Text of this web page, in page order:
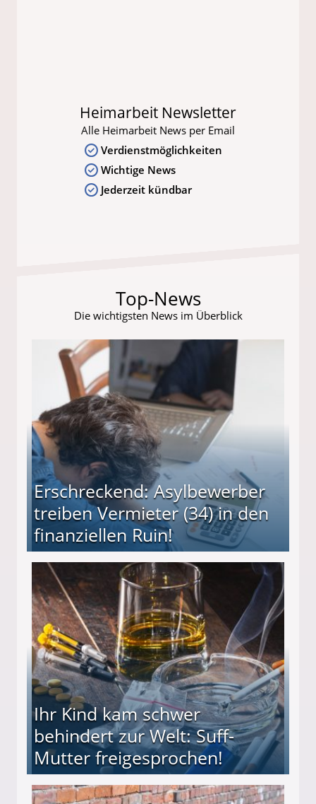
Heimarbeit Newsletter
Alle Heimarbeit News per Email
Verdienstmöglichkeiten
Wichtige News
Jederzeit kündbar
Top-News
Die wichtigsten News im Überblick
Erschreckend: Asylbewerber
treiben Vermieter (34) in den
finanziellen Ruin!
(34) in den finanziellen Ruin!
Ihr Kind kam schwer
behindert zur Welt: Suff-
Mutter freigesprochen!